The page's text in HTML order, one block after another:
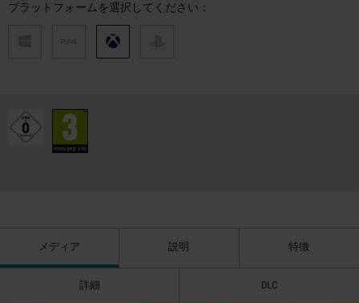
プラットフォームを選択してください：
メディア 説明 特徴
詳細 DLC